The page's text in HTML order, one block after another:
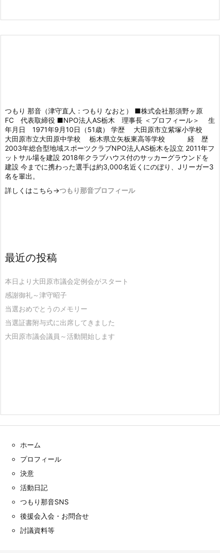
つもり 那音（津守直人：つもり なおと） ■株式会社那須野ヶ原
FC 代表取締役 ■NPO法人AS栃木 理事長 ＜プロフィール＞ 生
年月日 1971年9月10日（51歳） 学歴 大田原市立紫塚小学校
大田原市立大田原中学校 栃木県立矢板東高等学校 経 歴
2003年総合型地域スポーツクラブNPO法人AS栃木を設立 2011年フ
ットサル場を建設 2018年クラブハウス付のサッカーグラウンドを
建設 今までに携わった選手は約3,000名近くにのぼり、Jリーガー3
名を輩出。
詳しくはこちら→つもり那音プロフィール
最近の投稿
本日より大田原市議会定例会がスタート
感謝御礼～津守昭子
当選おめでとうのメモリー
当選証書附与式に出席してきました
大田原市議会議員～活動開始します
ホーム
プロフィール
決意
活動日記
つもり那音SNS
後援会入会・お問合せ
討議資料等